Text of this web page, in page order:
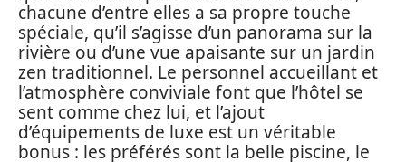
chacune d’entre elles a sa propre touche
spéciale, qu’il s’agisse d’un panorama sur la
rivière ou d’une vue apaisante sur un jardin
zen traditionnel. Le personnel accueillant et
l’atmosphère conviviale font que l’hôtel se
sent comme chez lui, et l’ajout
d’équipements de luxe est un véritable
bonus : les préférés sont la belle piscine, le